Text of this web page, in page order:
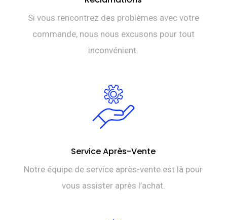
Si vous rencontrez des problèmes avec votre
commande, nous nous excusons pour tout
inconvénient.
Service Après-Vente
Notre équipe de service après-vente est là pour
vous assister après l’achat.